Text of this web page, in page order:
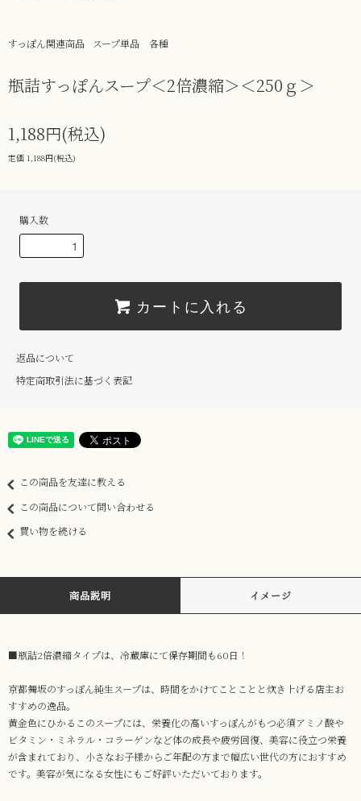
すっぽん関連商品 スープ単品 各種
瓶詰すっぽんスープ＜2倍濃縮＞＜250ｇ＞
1,188円(税込)
定価 1,188円(税込)
購入数
カートに入れる
返品について
特定商取引法に基づく表記
この商品を友達に教える
この商品について問い合わせる
買い物を続ける
商品説明 イメージ
■瓶詰2倍濃縮タイプは、冷蔵庫にて保存期間も60日！
京都舞坂のすっぽん純生スープは、時間をかけてことことと炊き上げる店主お
すすめの逸品。
黄金色にひかるこのスープには、栄養化の高いすっぽんがもつ必須アミノ酸や
ビタミン・ミネラル・コラーゲンなど体の成長や疲労回復、美容に役立つ栄養
が含まれており、小さなお子様からご年配の方まで幅広い世代の方におすすめ
です。美容が気になる女性にもご好評いただいております。